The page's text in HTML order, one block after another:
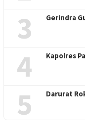
3 Gerindra
4 Kapolres
5 Darurat